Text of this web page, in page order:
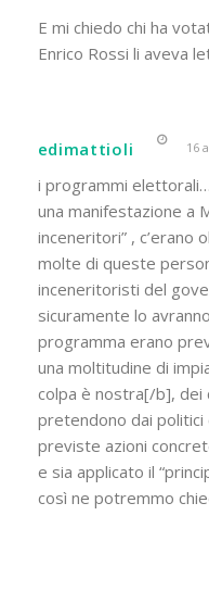
E mi chiedo chi ha
Enrico Rossi li aveva
edimattioli 16
i programmi
una manifestazione a
inceneritori” ,
molte di queste
inceneritoristi del
sicuramente lo
programma erano
una moltitudine di
colpa è nostra[/b], dei
pretendono dai politici
previste azioni
e sia applicato il
così ne potremmo